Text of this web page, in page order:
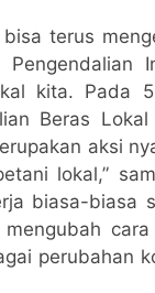
terus
kita. Pada
Beras
aksi
lokal,”
biasa-biasa
perubahan